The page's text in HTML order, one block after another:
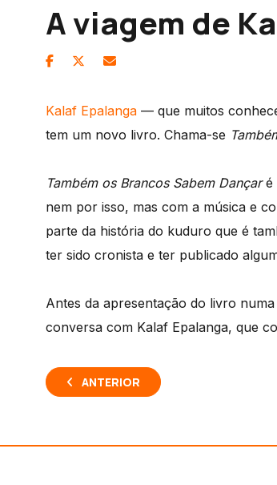
A viagem de
Kalaf Epalanga — que muitos
tem um novo livro. Chama-se
Também os Brancos Sabem Dançaré
nem por isso, mas com a música e
parte da história do kuduro que é
ter sido cronista e ter publicado
Antes da apresentação do livro
conversa com Kalaf Epalanga, que
ANTERIOR